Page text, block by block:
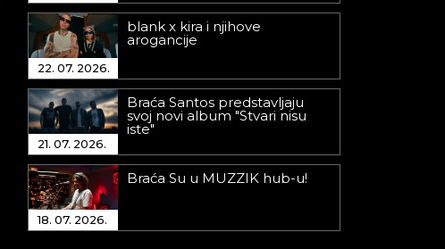
22. 07. 2026.
blank x kira i njihove
arogancije
21. 07. 2026.
Braća Santos predstavljaju
svoj novi album "Stvari nisu
iste"
18. 07. 2026.
Braća Su u MUZZIK hub-u!